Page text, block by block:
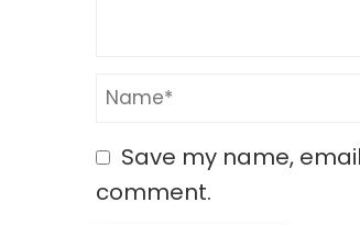
Save my name,
comment.